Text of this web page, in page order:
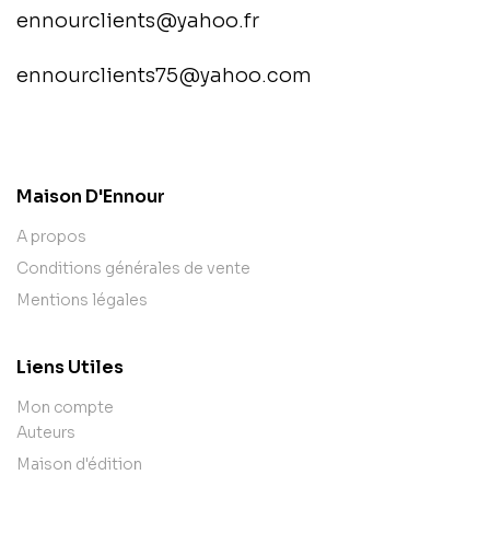
ennourclients@yahoo.fr
ennourclients75@yahoo.com
Maison D'Ennour
A propos
Conditions générales de vente
Mentions légales
Liens Utiles
Mon compte
Auteurs
Maison d'édition